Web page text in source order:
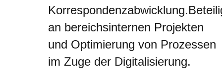
an bereichsinternen Projekten
und Optimierung von Prozessen
im Zuge der Digitalisierung.